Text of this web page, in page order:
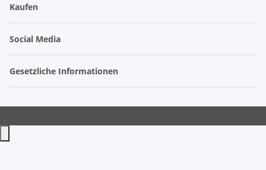
Kaufen
Social Media
Gesetzliche Informationen